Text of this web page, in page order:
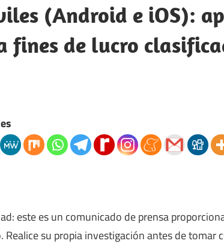
(Android e iOS):
fines de lucro
este es un comunicado de prensa
su propia investigación antes de tomar